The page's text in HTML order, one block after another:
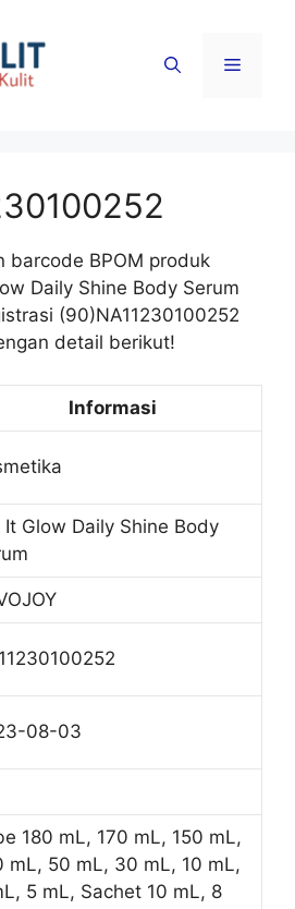
Menu
barcode BPOM produk
Daily Shine Body Serum
(90)NA11230100252
detail berikut!
Informasi
It Glow Daily Shine Body
08-03
180 mL, 170 mL, 150 mL,
mL, 50 mL, 30 mL, 10 mL,
5 mL, Sachet 10 mL, 8